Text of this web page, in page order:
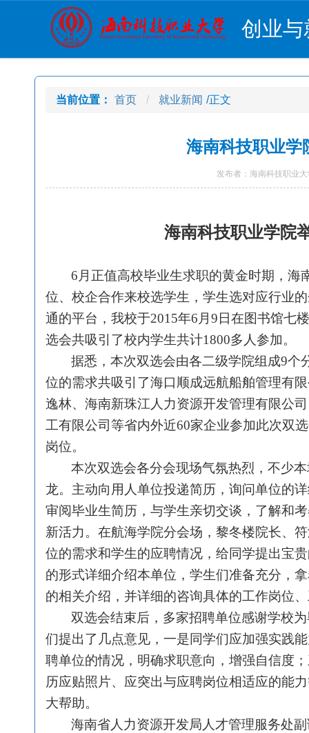
创业与
当前位置： 首页 就业新闻 /正文
海南科技职业学
发布者：海南科技职业
海南科技职业学院
6 月正值高校毕业生求职的黄金时期，
位、校企合作来校选学生，学生选对应行业
通的平台，我校于2015年6月9日在图书馆七
选会共吸引了校内学生共计1800多人参加。
据悉，本次双选会由各二级学院组成9个
位的需求共吸引了海口顺成远航船舶管理有
逸林、海南新珠江人力资源开发管理有限公
工有限公司等省内外近60家企业参加此次双
岗位。
本次双选会各分会现场气氛热烈，不少
龙。主动向用人单位投递简历，询问单位的
审阅毕业生简历，与学生亲切交谈，了解和
新活力。在航海学院分会场，黎冬楼院长、
位的需求和学生的应聘情况，给同学提出宝
的形式详细介绍本单位，学生们准备充分，
的相关介绍，并详细的咨询具体的工作岗位
双选会结束后，多家招聘单位感谢学校
们提出了几点意见，一是同学们应加强实践
聘单位的情况，明确求职意向，增强自信度
历应贴照片、应突出与应聘岗位相适应的能
大帮助。
海南省人力资源开发局人才管理服务处